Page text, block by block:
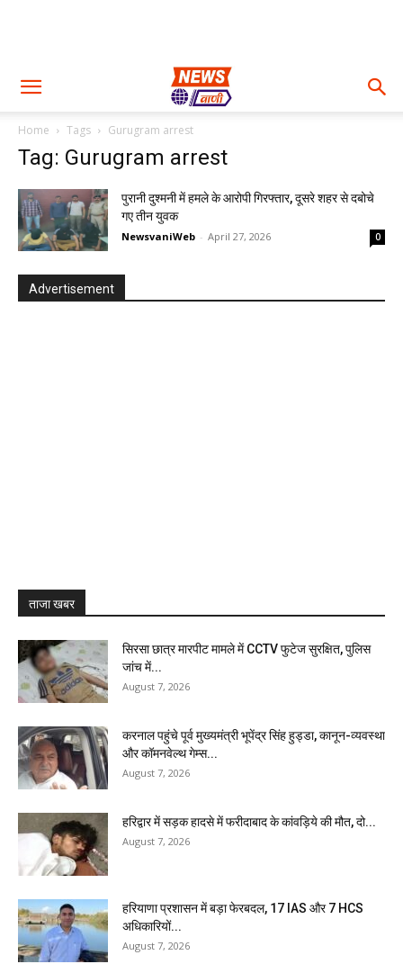
Home Tags Gurugram arrest
Tag: Gurugram arrest
पुरानी दुश्मनी में हमले के आरोपी गिरफ्तार, दूसरे शहर से दबोचे
गए तीन युवक
NewsvaniWeb - April 27, 2026 0
Advertisement
ताजा खबर
सिरसा छात्र मारपीट मामले में CCTV फुटेज सुरक्षित, पुलिस
जांच में...
August 7, 2026
करनाल पहुंचे पूर्व मुख्यमंत्री भूपेंद्र सिंह हुड्डा, कानून-व्यवस्था
और कॉमनवेल्थ गेम्स...
August 7, 2026
हरिद्वार में सड़क हादसे में फरीदाबाद के कांवड़िये की मौत, दो...
August 7, 2026
हरियाणा प्रशासन में बड़ा फेरबदल, 17 IAS और 7 HCS
अधिकारियों...
August 7, 2026